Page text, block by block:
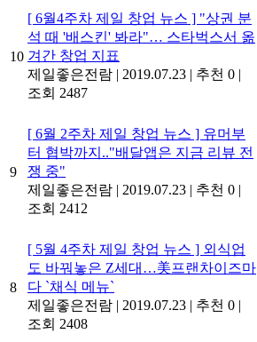
10
[ 6월4주차 제일 창업 뉴스 ] "상권 분
석 때 '배스킨' 봐라"… 스타벅스서 옮
겨간 창업 지표
제일좋은전람 | 2019.07.23 | 추천 0 |
조회 2487
9
[ 6월 2주차 제일 창업 뉴스 ] 유머부
터 협박까지.."배달앱은 지금 리뷰 전
쟁 중"
제일좋은전람 | 2019.07.23 | 추천 0 |
조회 2412
8
[ 5월 4주차 제일 창업 뉴스 ] 외식업
도 바꿔놓은 Z세대…美프랜차이즈마
다 `채식 메뉴`
제일좋은전람 | 2019.07.23 | 추천 0 |
조회 2408